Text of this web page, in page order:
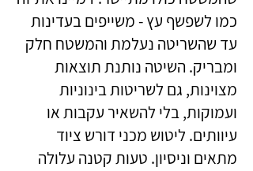
כמו לשפשף עץ - משייפים בעדינות
עד שהשריטה נעלמת והמשטח חלק
ומבריק. השיטה נותנת תוצאות
מצוינות, גם לשריטות בינוניות
ועמוקות, בלי להשאיר עקבות או
עיוותים. ליטוש מכני דורש ציוד
מתאים וניסיון. טעות קטנה עלולה